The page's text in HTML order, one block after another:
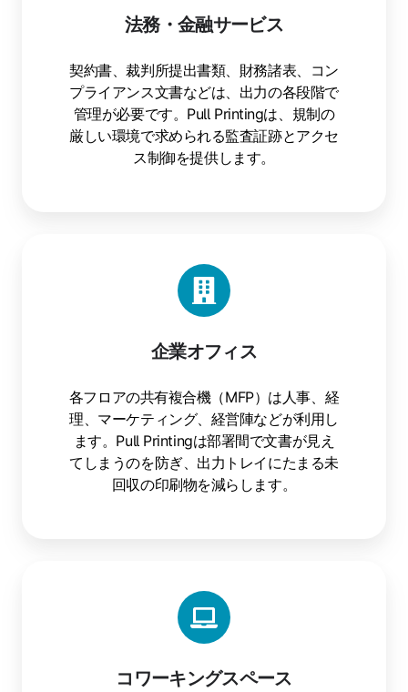
法務・金融サービス
契約書、裁判所提出書類、財務諸表、コン
プライアンス文書などは、出力の各段階で
管理が必要です。Pull Printingは、規制の
厳しい環境で求められる監査証跡とアクセ
ス制御を提供します。
企業オフィス
各フロアの共有複合機（MFP）は人事、経
理、マーケティング、経営陣などが利用し
ます。Pull Printingは部署間で文書が見え
てしまうのを防ぎ、出力トレイにたまる未
回収の印刷物を減らします。
業
オ
フ
ス
コワーキングスペース
ワ
ー
キ
グ